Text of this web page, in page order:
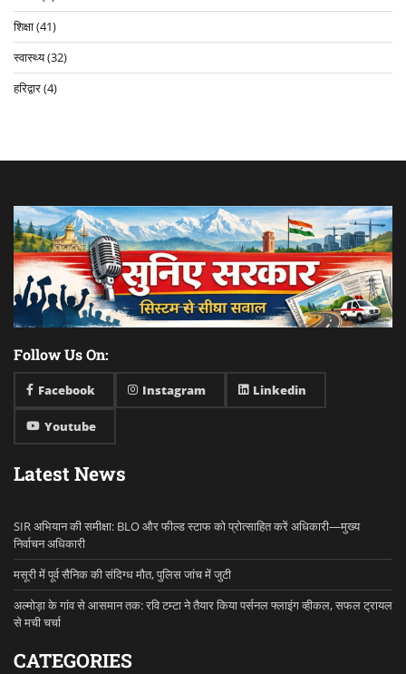
शिक्षा(41)
स्वास्थ्य(32)
हरिद्वार(4)
Follow Us On:
Facebook Instagram Linkedin
Youtube
Latest News
SIR अभियान की समीक्षा: BLO और फील्ड स्टाफ को प्रोत्साहित करें अधिकारी—मुख्य
निर्वाचन अधिकारी
मसूरी में पूर्व सैनिक की संदिग्ध मौत, पुलिस जांच में जुटी
अल्मोड़ा के गांव से आसमान तक: रवि टम्टा ने तैयार किया पर्सनल फ्लाइंग व्हीकल, सफल ट्रायल
से मची चर्चा
CATEGORIES